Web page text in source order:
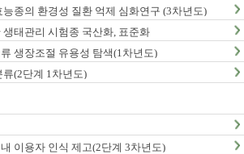
종의 환경성 질환 억제 심화연구 (3차년도)
태관리 시험종 국산화, 표준화
생장조절 유용성 탐색(1차년도)
(2단계 1차년도)
이용자 인식 제고(2단계 3차년도)